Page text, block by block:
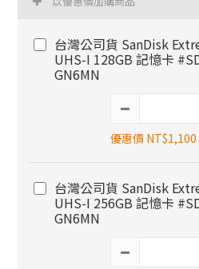
台灣公司貨 SanDisk
UHS-I 128GB 記憶卡
GN6MN
優惠價 NT$1,100
台灣公司貨 SanDisk
UHS-I 256GB 記憶卡
GN6MN